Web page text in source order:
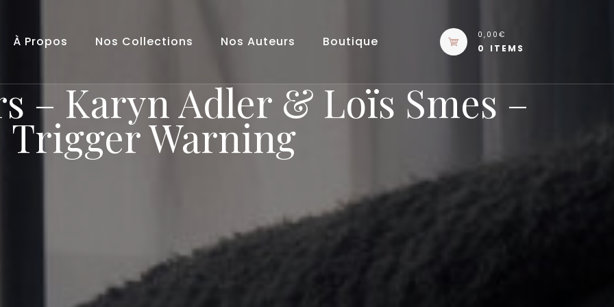
À Propos Nos Collections Nos Auteurs Boutique 0,00€
0 ITEMS
– Karyn Adler & Loïs Smes –
Trigger Warning